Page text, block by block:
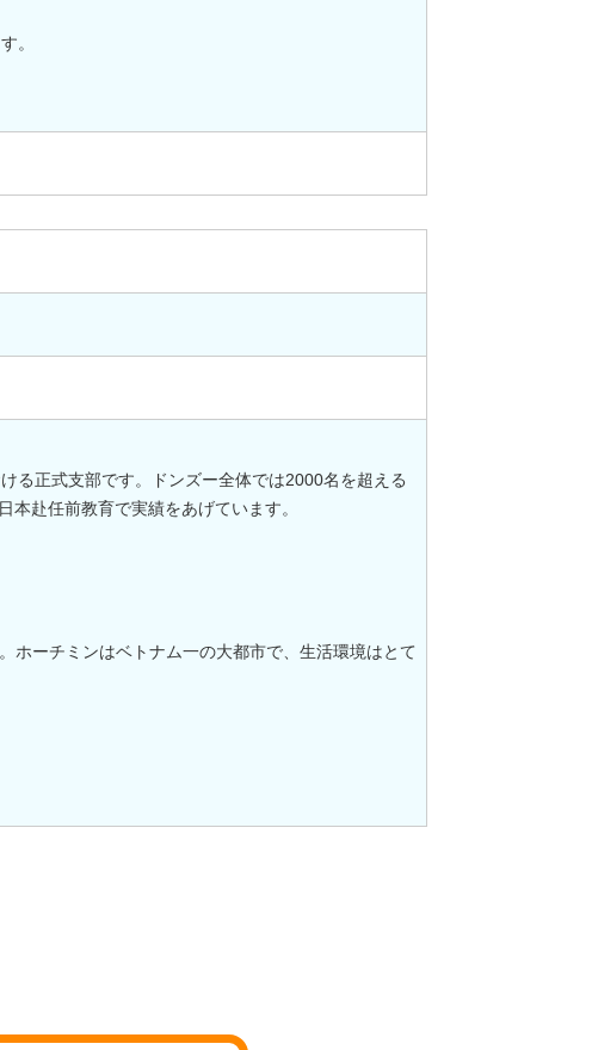
。
る正式支部です。ドンズー全体では2000名を超える
赴任前教育で実績をあげています。
ホーチミンはベトナム一の大都市で、生活環境はとて